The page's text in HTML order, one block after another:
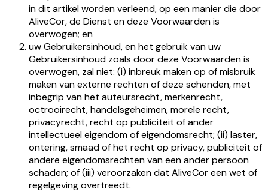
in dit artikel worden verleend, op een manier die door
AliveCor, de Dienst en deze Voorwaarden is
overwogen; en
uw Gebruikersinhoud, en het gebruik van uw
Gebruikersinhoud zoals door deze Voorwaarden is
overwogen, zal niet: (i) inbreuk maken op of misbruik
maken van externe rechten of deze schenden, met
inbegrip van het auteursrecht, merkenrecht,
octrooirecht, handelsgeheimen, morele recht,
privacyrecht, recht op publiciteit of ander
intellectueel eigendom of eigendomsrecht; (ii) laster,
ontering, smaad of het recht op privacy, publiciteit of
andere eigendomsrechten van een ander persoon
schaden; of (iii) veroorzaken dat AliveCor een wet of
regelgeving overtreedt.